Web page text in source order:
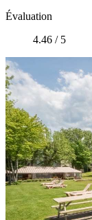
Évaluation
4.46 / 5